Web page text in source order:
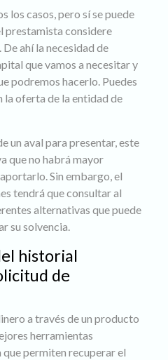
los casos, pero sí se puede
prestamista considere
ahí la necesidad de
que vamos a necesitar y
podremos hacerlo. Puedes
la oferta de la entidad de
un aval para presentar, este
que no habrá mayor
Sin embargo, el
tendrá que consultar al
alternativas que puede
su solvencia.
historial
de
a través de un producto
herramientas
que permiten recuperar el